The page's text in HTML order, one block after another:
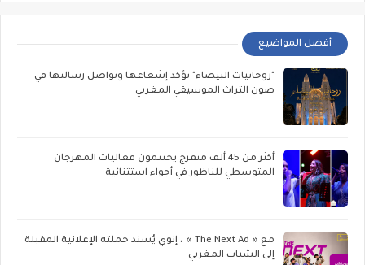
أفضل المواضيع
"روحانيات البيضاء" تؤكد إشعاعها وتواصل رسالتها في
صون التراث الموسيقي المغربي
أكثر من 45 ألف متفرج يختتمون فعاليات المهرجان
المتوسطي للناظور في أجواء استثنائية
مع « The Next Ad » ، إنوي يُسند حملته الإعلانية المقبلة
إلى الشباب المغربي